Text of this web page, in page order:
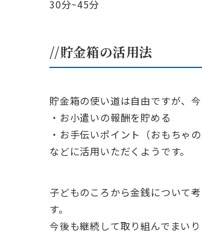
30分~45分
//貯金箱の活用法
貯金箱の使い道は自由ですが、
・お小遣いの報酬を貯める
・お手伝いポイント（おもちゃ
などに活用いただくようです。
子どものころから金銭について
す。
今後も継続して取り組んでまいり